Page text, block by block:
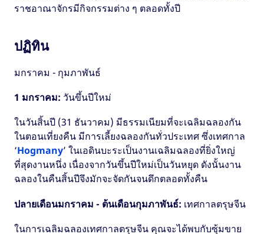
ราชอาณาจักรมีกิจกรรมต่าง ๆ ตลอดทั้งปี
ปฏิทิน
มกราคม - กุมภาพันธ์
1 มกราคม: วันขึ้นปีใหม่
ในวันสิ้นปี (31 ธันวาคม) มีธรรมเนียมที่จะเฉลิมฉลองกัน
ในตอนเที่ยงคืน มีการเลี้ยงฉลองกันทั่วประเทศ ซึ่งเทศกาล
‘Hogmany’ ในเอดินบะระเป็นงานเฉลิมฉลองที่ยิ่งใหญ่
ที่สุดงานหนึ่ง เนื่องจากวันขึ้นปีใหม่เป็นวันหยุด ดังนั้นงาน
ฉลองในคืนสิ้นปีจึงมักจะจัดกันจนดึกตลอดทั้งคืน
ปลายเดือนมกราคม - ต้นเดือนกุมภาพันธ์: เทศกาลตรุษจีน
ในการเฉลิมฉลองเทศกาลตรุษจีน คุณจะได้พบกับซุ้มขาย